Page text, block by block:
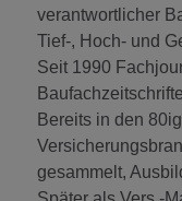
verantwortlicher
Tief-, Hoch- und
Seit 1990
Bereits in den
gesammelt,